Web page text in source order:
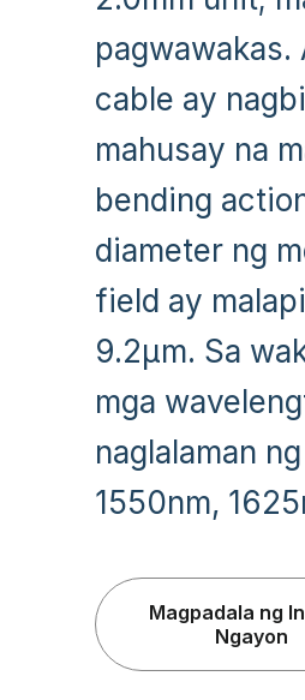
pagwawakas.
cable ay
mahusay na
bending
diameter ng
field ay
9.2µm. Sa
mga
naglalaman
1550nm,
Magpadala ng
Ngayon